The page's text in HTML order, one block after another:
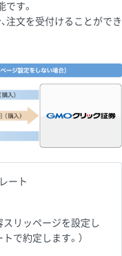
す。
注文を受付けることができ
ート
スリッページを設定し
で約定します。）